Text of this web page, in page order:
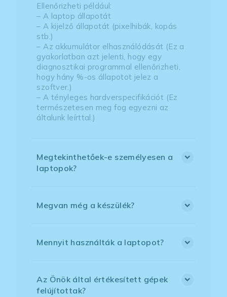
Ellenőrizheti például:
– A laptop állapotát
– A kijelző állapotát (pixelhibák, kopás
stb.)
– Az akkumulátor elhasználódását (Ez a
gyakorlatban azt jelenti, hogy egy
diagnosztikai programmal ellenőrizheti,
hogy hány %-os állapotot jelez a
szoftver.)
– A tényleges hardverspecifikációt (Ez
természetesen meg fog egyezni az
általunk leírttal.)
Megtekinthetőek-e személyesen a
laptopok?
Megvan még a készülék?
Mennyit használták a laptopot?
Az Önök által értékesített gépek
felújítottak?